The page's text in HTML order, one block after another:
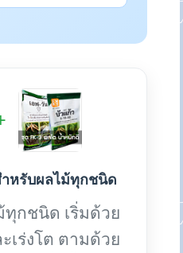
ำหรับผลไม้ทุกชนิด
กชนิด เริ่มด้วย
เร่งโต ตามด้วย